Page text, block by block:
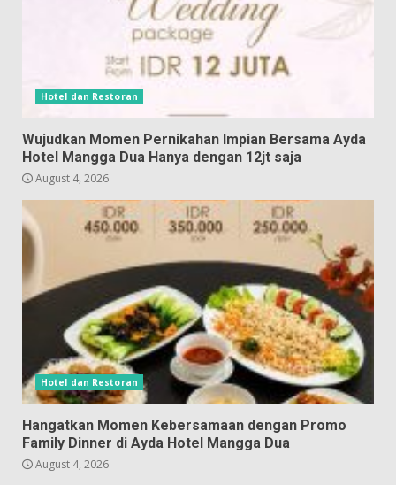
Hotel dan Restoran
Wujudkan Momen Pernikahan Impian Bersama Ayda
Hotel Mangga Dua Hanya dengan 12jt saja
August 4, 2026
Hotel dan Restoran
Hangatkan Momen Kebersamaan dengan Promo
Family Dinner di Ayda Hotel Mangga Dua
August 4, 2026